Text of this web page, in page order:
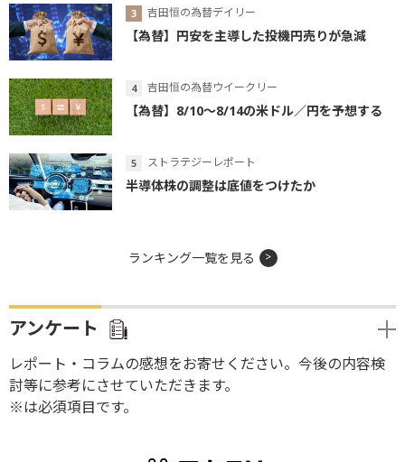
吉田恒の為替デイリー
【為替】円安を主導した投機円売りが急減
吉田恒の為替ウイークリー
【為替】8/10～8/14の米ドル／円を予想する
ストラテジーレポート
半導体株の調整は底値をつけたか
ランキング一覧を見る
アンケート
レポート・コラムの感想をお寄せください。今後の内容検
討等に参考にさせていただきます。
※は必須項目です。